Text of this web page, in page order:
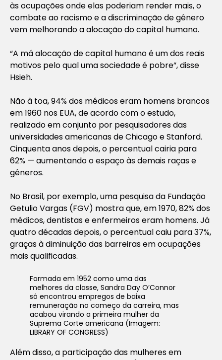
às ocupações onde elas poderiam render mais, o
combate ao racismo e a discriminação de gênero
vem melhorando a alocação do capital humano.
“A má alocação de capital humano é um dos reais
motivos pelo qual uma sociedade é pobre”, disse
Hsieh.
Não à toa, 94% dos médicos eram homens brancos
em 1960 nos EUA, de acordo com o estudo,
realizado em conjunto por pesquisadores das
universidades americanas de Chicago e Stanford.
Cinquenta anos depois, o percentual cairia para
62% — aumentando o espaço às demais raças e
gêneros.
No Brasil, por exemplo, uma pesquisa da Fundação
Getulio Vargas (FGV) mostra que, em 1970, 82% dos
médicos, dentistas e enfermeiros eram homens. Já
quatro décadas depois, o percentual caiu para 37%,
graças à diminuição das barreiras em ocupações
mais qualificadas.
Formada em 1952 como uma das
melhores da classe, Sandra Day O’Connor
só encontrou empregos de baixa
remuneração no começo da carreira, mas
acabou virando a primeira mulher da
Suprema Corte americana (Imagem:
LIBRARY OF CONGRESS)
Além disso, a participação das mulheres em